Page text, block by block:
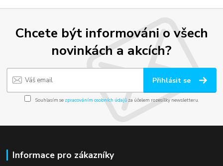
Chcete být informováni o všech
novinkách a akcích?
Přihlásit se
Souhlasím se zpracováním osobních údajůza účelem rozesílky newsletteru.
Informace pro zákazníky